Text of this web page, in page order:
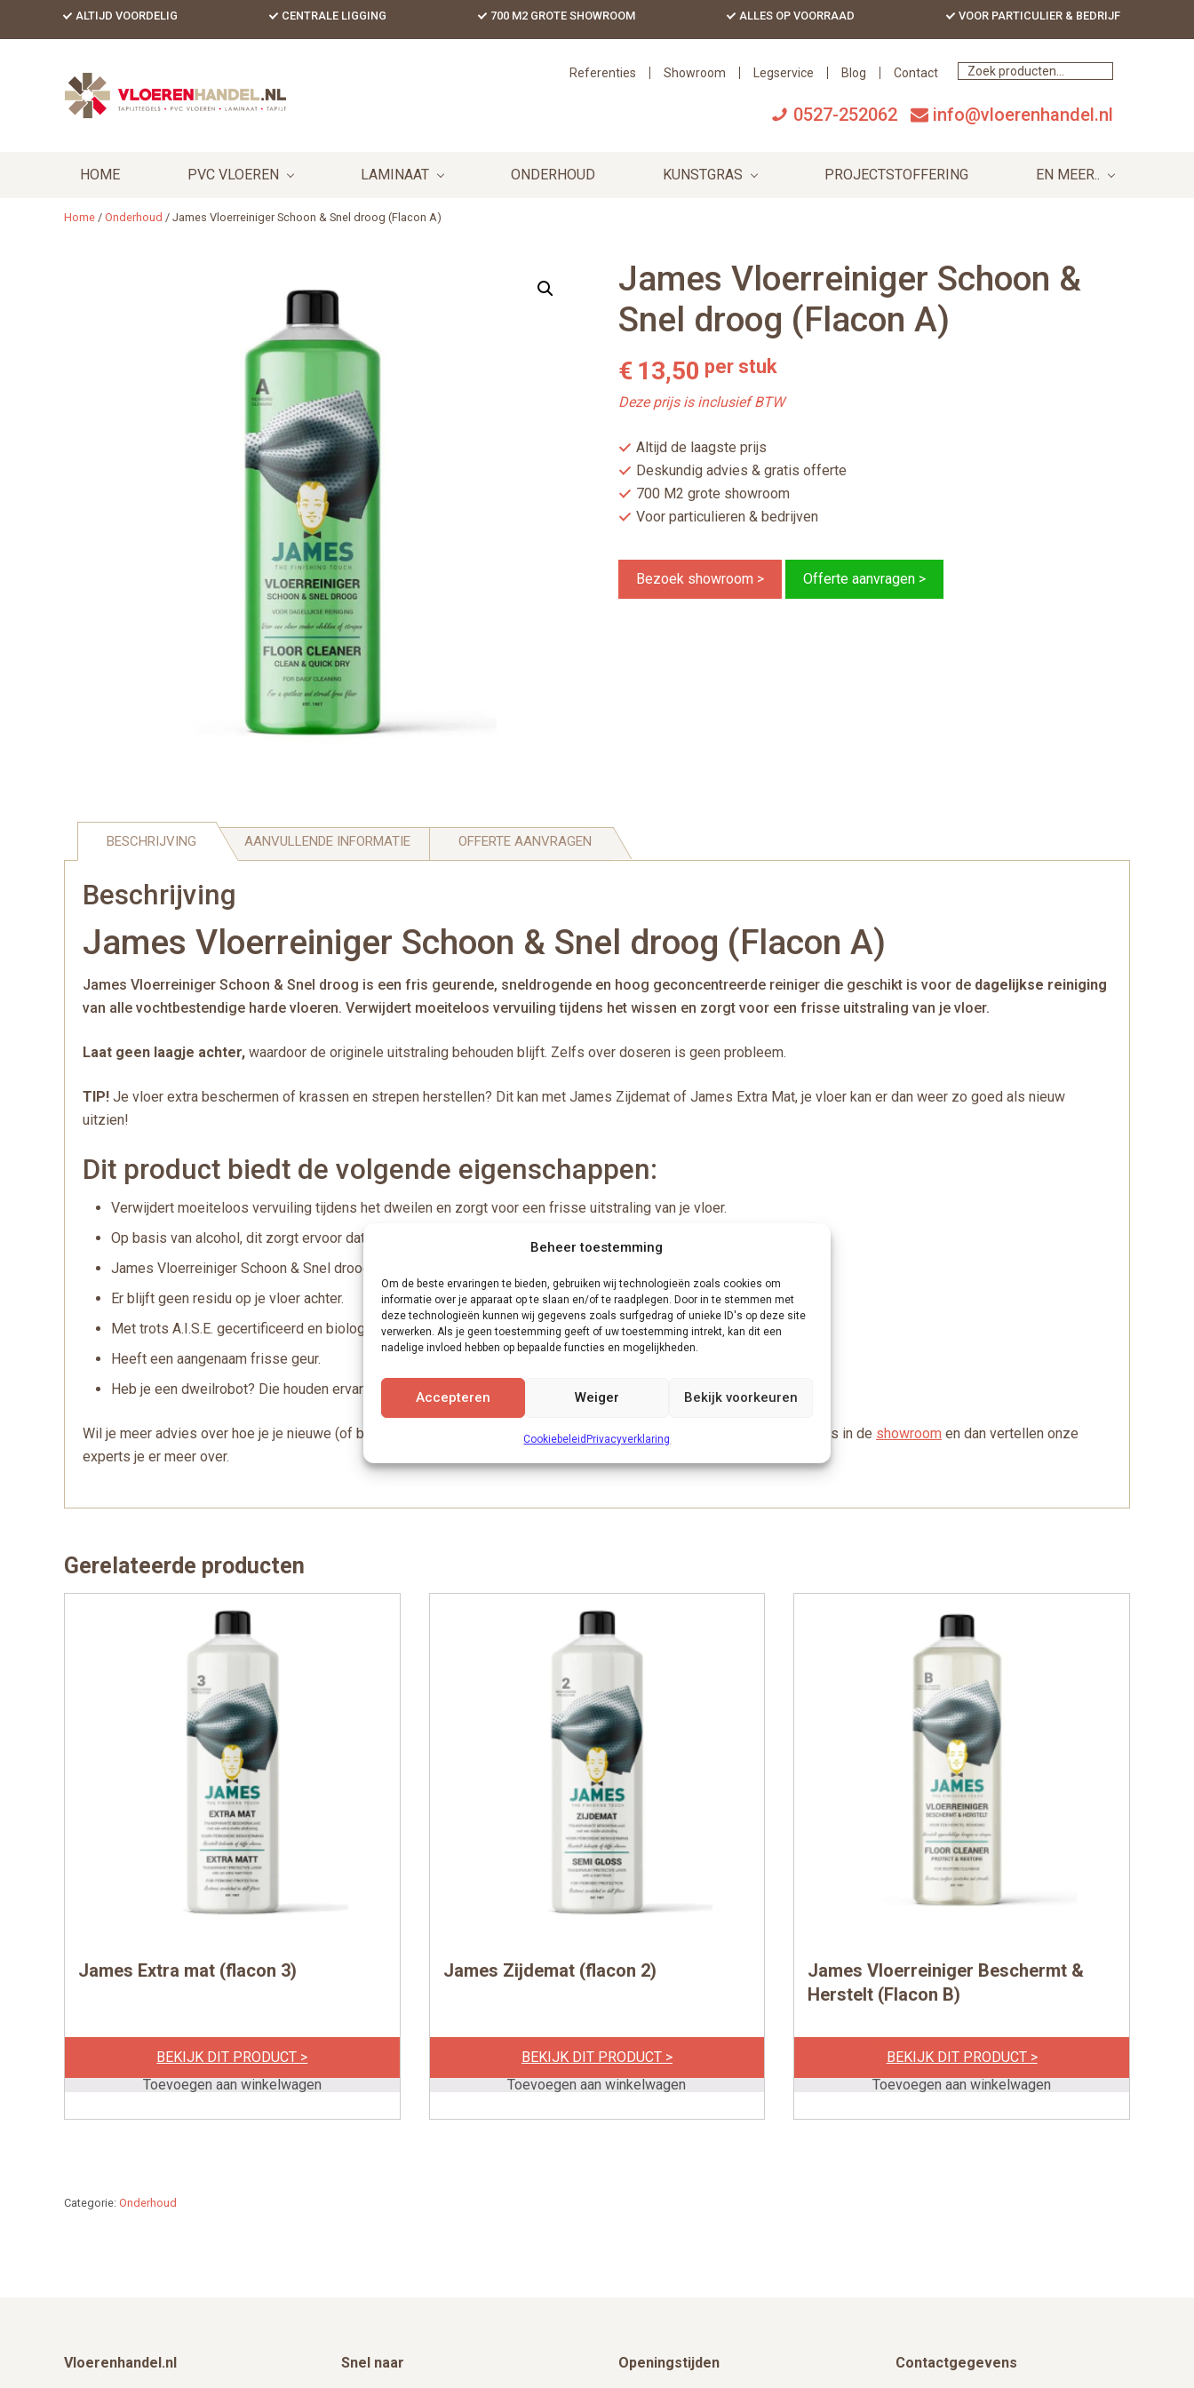
Beheer toestemming
Om de beste ervaringen te bieden, gebruiken wij technologieën zoals cookies om
informatie over je apparaat op te slaan en/of te raadplegen. Door in te stemmen met
deze technologieën kunnen wij gegevens zoals surfgedrag of unieke ID's op deze site
verwerken. Als je geen toestemming geeft of uw toestemming intrekt, kan dit een
nadelige invloed hebben op bepaalde functies en mogelijkheden.
Accepteren Weiger Bekijk voorkeuren
CookiebeleidPrivacyverklaring
ALTIJD VOORDELIG CENTRALE LIGGING 700 M2 GROTE SHOWROOM ALLES OP VOORRAAD VOOR PARTICULIER & BEDRIJF
Referenties Showroom Legservice Blog Contact
0527-252062 info@vloerenhandel.nl
HOME PVC VLOEREN LAMINAAT ONDERHOUD KUNSTGRAS PROJECTSTOFFERING EN MEER..
Home / Onderhoud / James Vloerreiniger Schoon & Snel droog (Flacon A)
James Vloerreiniger Schoon &
Snel droog (Flacon A)
€ 13,50 per stuk
Deze prijs is inclusief BTW
Altijd de laagste prijs
Deskundig advies & gratis offerte
700 M2 grote showroom
Voor particulieren & bedrijven
Bezoek showroom > Offerte aanvragen >
BESCHRIJVING AANVULLENDE INFORMATIE OFFERTE AANVRAGEN
Beschrijving
James Vloerreiniger Schoon & Snel droog (Flacon A)
James Vloerreiniger Schoon & Snel droog is een fris geurende, sneldrogende en hoog geconcentreerde reiniger die geschikt is voor de dagelijkse reiniging
van alle vochtbestendige harde vloeren. Verwijdert moeiteloos vervuiling tijdens het wissen en zorgt voor een frisse uitstraling van je vloer.
Laat geen laagje achter, waardoor de originele uitstraling behouden blijft. Zelfs over doseren is geen probleem.
TIP! Je vloer extra beschermen of krassen en strepen herstellen? Dit kan met James Zijdemat of James Extra Mat, je vloer kan er dan weer zo goed als nieuw
uitzien!
Dit product biedt de volgende eigenschappen:
Verwijdert moeiteloos vervuiling tijdens het dweilen en zorgt voor een frisse uitstraling van je vloer.
Op basis van alcohol, dit zorgt ervoor dat je vloer snel droogt.
James Vloerreiniger Schoon & Snel droog verandert het uiterlijk van je vloer niet.
Er blijft geen residu op je vloer achter.
Met trots A.I.S.E. gecertificeerd en biologisch afbreekbaar.
Heeft een aangenaam frisse geur.
Heb je een dweilrobot? Die houden ervan!
Wil je meer advies over hoe je je nieuwe (of bestaande) vloer goed onderhoud en mooi kan houden? Kom dan gerust langs in de showroom en dan vertellen onze
experts je er meer over.
Gerelateerde producten
James Extra mat (flacon 3)
BEKIJK DIT PRODUCT >
Toevoegen aan winkelwagen
James Zijdemat (flacon 2)
BEKIJK DIT PRODUCT >
Toevoegen aan winkelwagen
James Vloerreiniger Beschermt &
Herstelt (Flacon B)
BEKIJK DIT PRODUCT >
Toevoegen aan winkelwagen
Categorie: Onderhoud
Vloerenhandel.nl
Snel naar
Openingstijden
Contactgegevens